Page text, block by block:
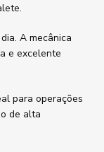
A mecânica
e excelente
para operações
de alta